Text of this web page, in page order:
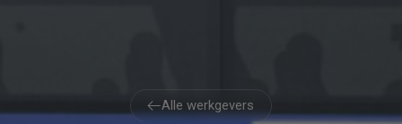
Alle werkgevers